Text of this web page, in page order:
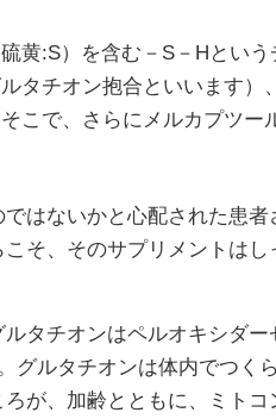
黄:S）を含む－S－Hとい
タチオン抱合といいます）
こで、さらにメルカプツー
はないかと心配された患
そ、そのサプリメントはし
タチオンはペルオキシダ
グルタチオンは体内でつく
が、加齢とともに、ミトコ